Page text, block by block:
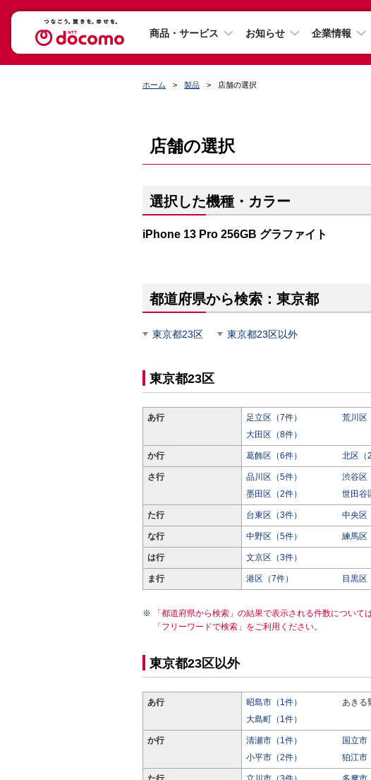
商品・サービス お知らせ 企業情報
ホーム 製品 店舗の選択
店舗の選択
選択した機種・カラー
iPhone 13 Pro 256GB グラファイト
都道府県から検索：東京都
東京都23区 東京都23区以外
東京都23区
あ行 足立区（7件） 荒川区
大田区（8件）
か行 葛飾区（6件） 北区（2
さ行 品川区（5件） 渋谷区
墨田区（2件）
世田谷
た行 台東区（3件） 中央区
な行 中野区（5件） 練馬区
は行 文京区（3件）
ま行 港区（7件） 目黒区
「都道府県から検索」の結果で表示される件数につい
「フリーワードで検索」をご利用ください。
東京都23区以外
あ行 昭島市（1件） あきる
大島町（1件）
か行 清瀬市（1件） 国立市
小平市（2件）
狛江市